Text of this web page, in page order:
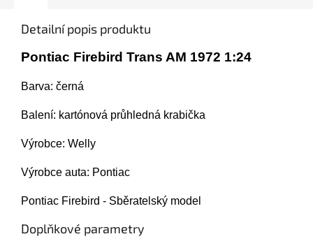
Detailní popis produktu
Pontiac Firebird Trans AM 1972 1:24
Barva: černá
Balení: kartónová průhledná krabička
Výrobce: Welly
Výrobce auta: Pontiac
Pontiac Firebird - Sběratelský model
Doplňkové parametry